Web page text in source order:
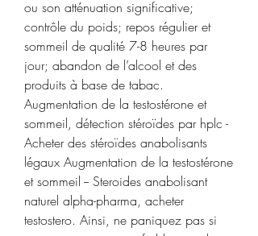
ou son atténuation significative;
contrôle du poids; repos régulier et
sommeil de qualité 7-8 heures par
jour; abandon de l’alcool et des
produits à base de tabac.
Augmentation de la testostérone et
sommeil, détection stéroïdes par hplc -
Acheter des stéroïdes anabolisants
légaux Augmentation de la testostérone
et sommeil -- Steroides anabolisant
naturel alpha-pharma, acheter
testostero. Ainsi, ne paniquez pas si